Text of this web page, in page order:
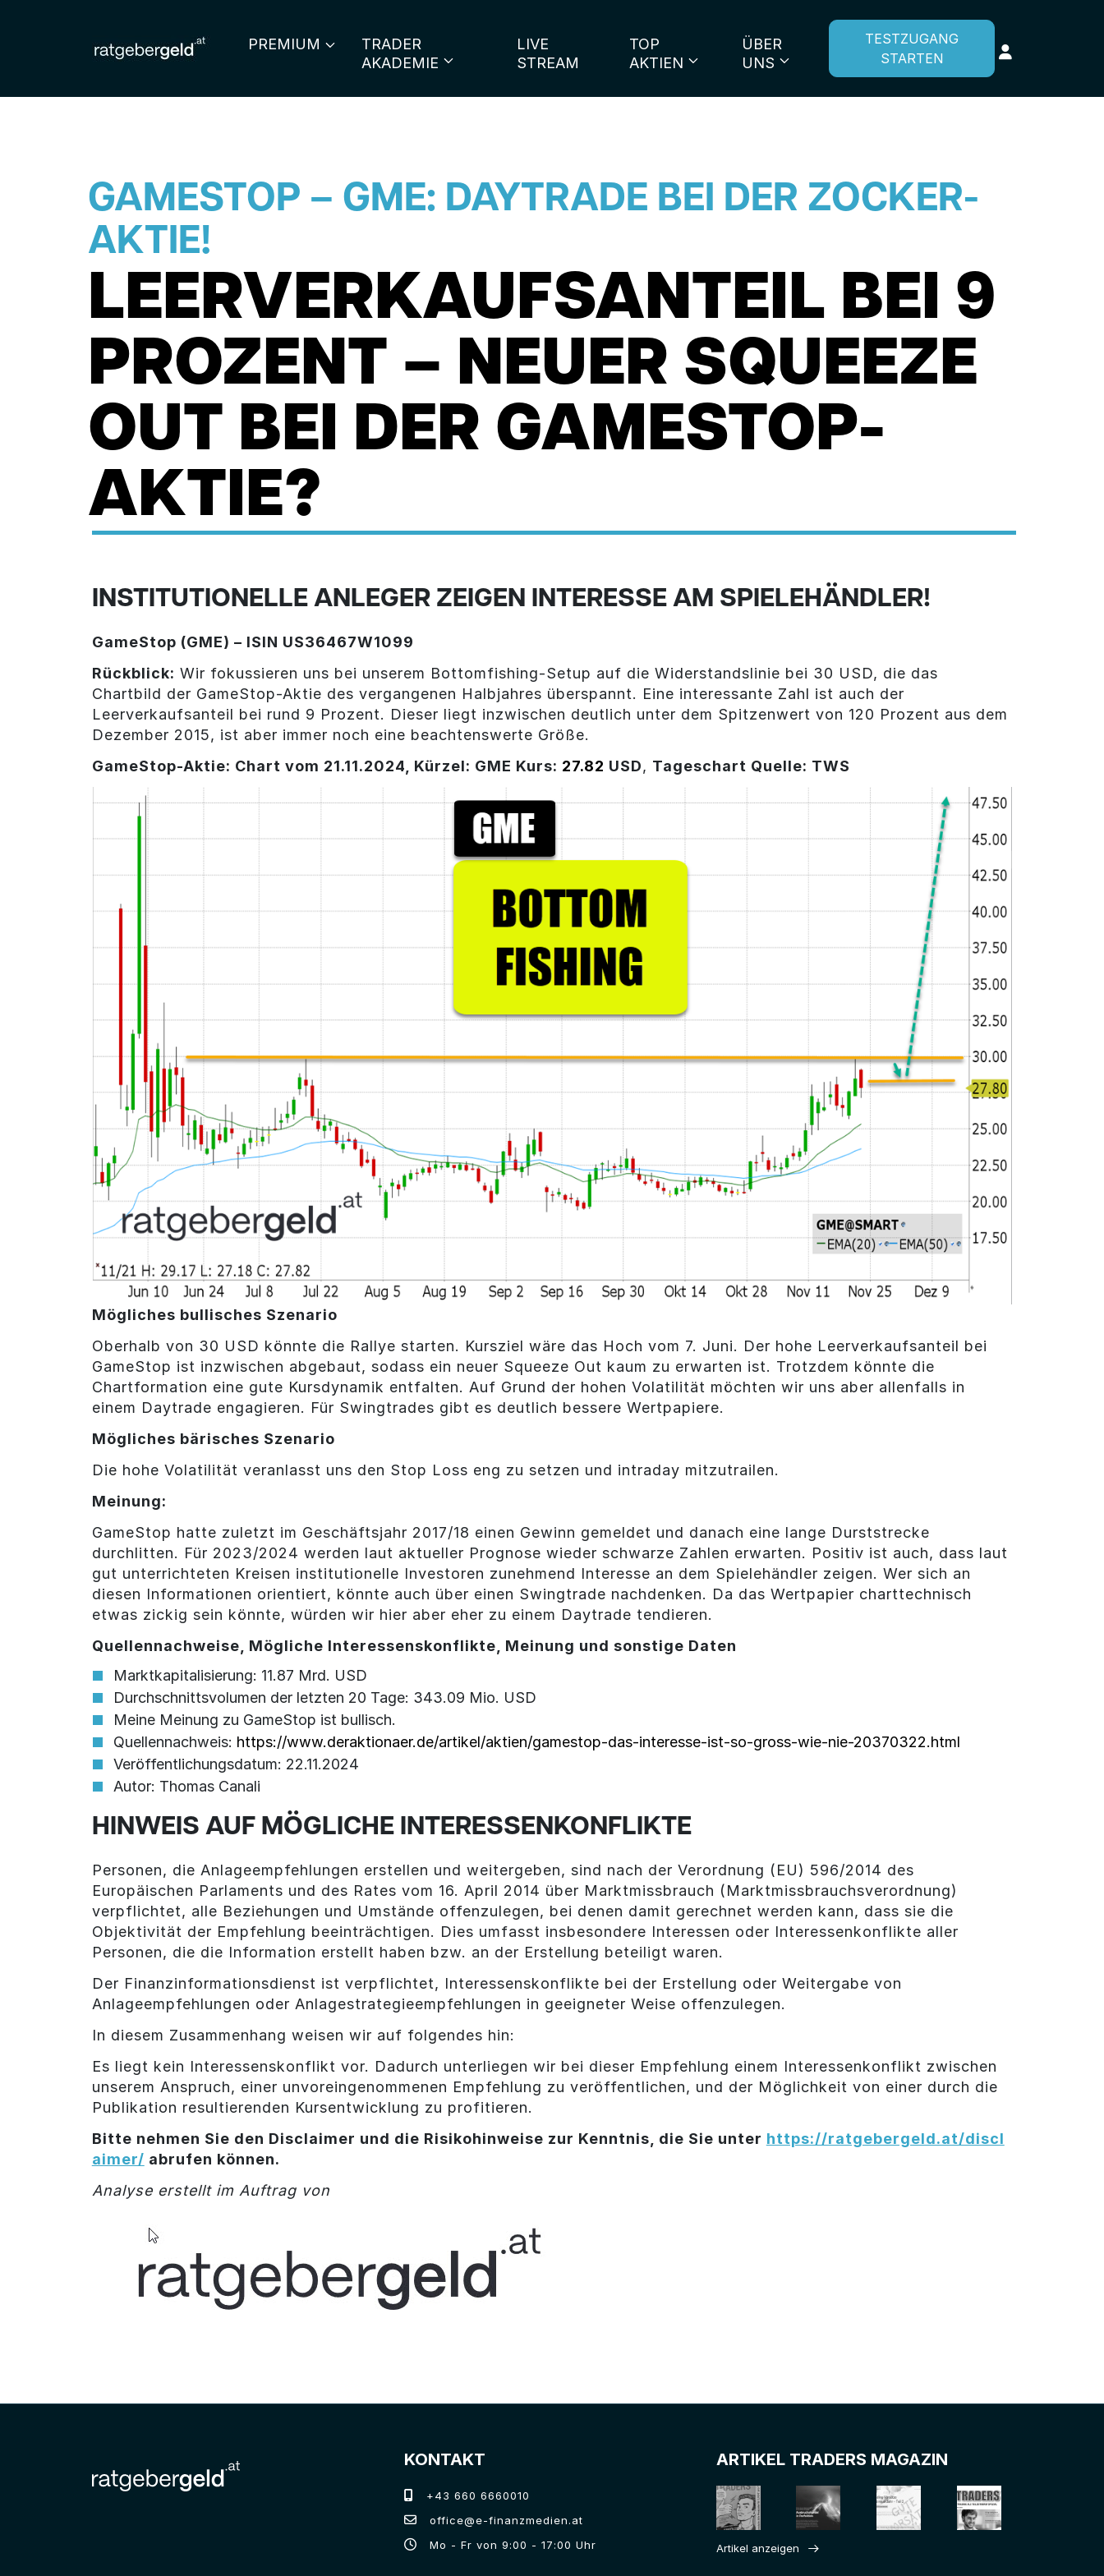
PREMIUM TRADER
AKADEMIE
LIVE
STREAM
TOP
AKTIEN
ÜBER
UNS
TESTZUGANG
STARTEN
GAMESTOP – GME: DAYTRADE BEI DER ZOCKER-
AKTIE!
LEERVERKAUFSANTEIL BEI 9
PROZENT – NEUER SQUEEZE
OUT BEI DER GAMESTOP-
AKTIE?
INSTITUTIONELLE ANLEGER ZEIGEN INTERESSE AM SPIELEHÄNDLER!
GameStop (GME) – ISIN US36467W1099
Rückblick: Wir fokussieren uns bei unserem Bottomfishing-Setup auf die Widerstandslinie bei 30 USD, die das
Chartbild der GameStop-Aktie des vergangenen Halbjahres überspannt. Eine interessante Zahl ist auch der
Leerverkaufsanteil bei rund 9 Prozent. Dieser liegt inzwischen deutlich unter dem Spitzenwert von 120 Prozent aus dem
Dezember 2015, ist aber immer noch eine beachtenswerte Größe.
GameStop-Aktie: Chart vom 21.11.2024, Kürzel: GME Kurs: 27.82 USD, Tageschart Quelle: TWS
Mögliches bullisches Szenario
Oberhalb von 30 USD könnte die Rallye starten. Kursziel wäre das Hoch vom 7. Juni. Der hohe Leerverkaufsanteil bei
GameStop ist inzwischen abgebaut, sodass ein neuer Squeeze Out kaum zu erwarten ist. Trotzdem könnte die
Chartformation eine gute Kursdynamik entfalten. Auf Grund der hohen Volatilität möchten wir uns aber allenfalls in
einem Daytrade engagieren. Für Swingtrades gibt es deutlich bessere Wertpapiere.
Mögliches bärisches Szenario
Die hohe Volatilität veranlasst uns den Stop Loss eng zu setzen und intraday mitzutrailen.
Meinung:
GameStop hatte zuletzt im Geschäftsjahr 2017/18 einen Gewinn gemeldet und danach eine lange Durststrecke
durchlitten. Für 2023/2024 werden laut aktueller Prognose wieder schwarze Zahlen erwarten. Positiv ist auch, dass laut
gut unterrichteten Kreisen institutionelle Investoren zunehmend Interesse an dem Spielehändler zeigen. Wer sich an
diesen Informationen orientiert, könnte auch über einen Swingtrade nachdenken. Da das Wertpapier charttechnisch
etwas zickig sein könnte, würden wir hier aber eher zu einem Daytrade tendieren.
Quellennachweise, Mögliche Interessenskonflikte, Meinung und sonstige Daten
Marktkapitalisierung: 11.87 Mrd. USD
Durchschnittsvolumen der letzten 20 Tage: 343.09 Mio. USD
Meine Meinung zu GameStop ist bullisch.
Quellennachweis: https://www.deraktionaer.de/artikel/aktien/gamestop-das-interesse-ist-so-gross-wie-nie-20370322.html
Veröffentlichungsdatum: 22.11.2024
Autor: Thomas Canali
HINWEIS AUF MÖGLICHE INTERESSENKONFLIKTE
Personen, die Anlageempfehlungen erstellen und weitergeben, sind nach der Verordnung (EU) 596/2014 des
Europäischen Parlaments und des Rates vom 16. April 2014 über Marktmissbrauch (Marktmissbrauchsverordnung)
verpflichtet, alle Beziehungen und Umstände offenzulegen, bei denen damit gerechnet werden kann, dass sie die
Objektivität der Empfehlung beeinträchtigen. Dies umfasst insbesondere Interessen oder Interessenkonflikte aller
Personen, die die Information erstellt haben bzw. an der Erstellung beteiligt waren.
Der Finanzinformationsdienst ist verpflichtet, Interessenskonflikte bei der Erstellung oder Weitergabe von
Anlageempfehlungen oder Anlagestrategieempfehlungen in geeigneter Weise offenzulegen.
In diesem Zusammenhang weisen wir auf folgendes hin:
Es liegt kein Interessenskonflikt vor. Dadurch unterliegen wir bei dieser Empfehlung einem Interessenkonflikt zwischen
unserem Anspruch, einer unvoreingenommenen Empfehlung zu veröffentlichen, und der Möglichkeit von einer durch die
Publikation resultierenden Kursentwicklung zu profitieren.
Bitte nehmen Sie den Disclaimer und die Risikohinweise zur Kenntnis, die Sie unter https://ratgebergeld.at/discl
aimer/ abrufen können.
Analyse erstellt im Auftrag von
KONTAKT
+43 660 6660010
office@e-finanzmedien.at
Mo - Fr von 9:00 - 17:00 Uhr
ARTIKEL TRADERS MAGAZIN
Artikel anzeigen